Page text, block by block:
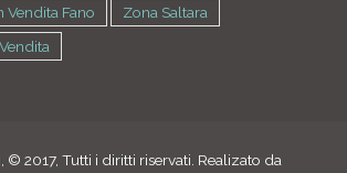
Vendita Fano
Zona Saltara
© 2017, Tutti i diritti riservati. Realizato da